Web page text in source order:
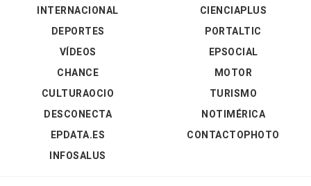
INTERNACIONAL
DEPORTES
VÍDEOS
CIENCIAPLUS
PORTALTIC
EPSOCIAL
CHANCE
CULTURAOCIO
DESCONECTA
EPDATA.ES
INFOSALUS
MOTOR
TURISMO
NOTIMÉRICA
CONTACTOPHOTO